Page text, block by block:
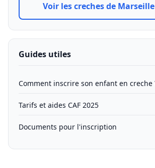
Voir les creches de
Guides utiles
Comment inscrire son enfant en creche
Tarifs et aides CAF 2025
Documents pour l'inscription